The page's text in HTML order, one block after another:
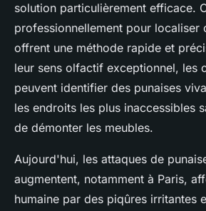
solution particulièrement efficace.
professionnellement pour localiser
offrent une méthode rapide et
leur sens olfactif exceptionnel, les
peuvent identifier des punaises
les endroits les plus inaccessibles
de démonter les meubles.
Aujourd'hui, les attaques de
augmentent, notamment à Paris,
humaine par des piqûres irritantes